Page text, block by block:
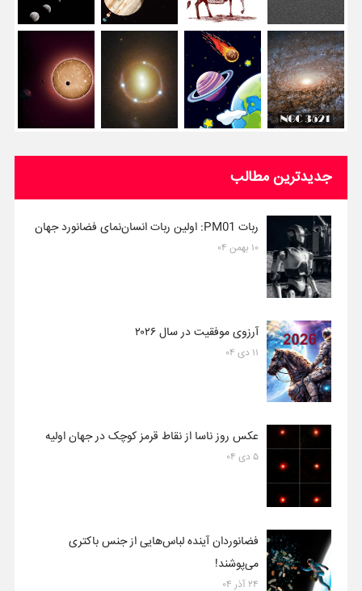
جدیدترین مطالب
ربات PM01: اولین ربات انسان‌نمای فضانورد جهان
۱۰ بهمن ۰۴
آرزوی موفقیت در سال ۲۰۲۶
۱۱ دی ۰۴
عکس روز ناسا از نقاط قرمز کوچک در جهان اولیه
۵ دی ۰۴
فضانوردان آینده لباس‌هایی از جنس باکتری
می‌پوشند!
۲۴ آذر ۰۴